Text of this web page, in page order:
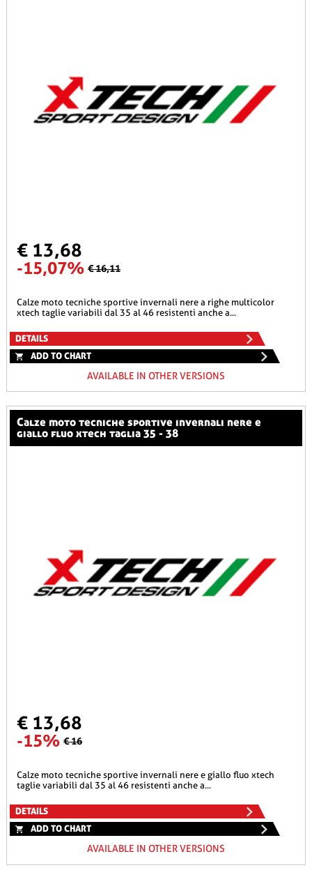
€ 13,68
-15,07% € 16,11
calze moto tecniche sportive invernali nere a righe multicolor
xtech taglie variabili dal 35 al 46 resistenti anche a...
DETAILS
ADD TO CHART
AVAILABLE IN OTHER VERSIONS
calze moto tecniche sportive invernali nere e
giallo fluo xtech taglia 35 - 38
€ 13,68
-15% € 16
calze moto tecniche sportive invernali nere e giallo fluo xtech
taglie variabili dal 35 al 46 resistenti anche a...
DETAILS
ADD TO CHART
AVAILABLE IN OTHER VERSIONS